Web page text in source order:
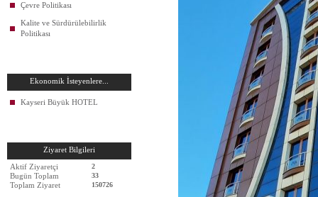
Çevre Politikası
Kalite ve Sürdürülebilirlik
Politikası
Ekonomik İsteyenlere...
Kayseri Büyük HOTEL
Ziyaret Bilgileri
Aktif Ziyaretçi
2
Bugün Toplam 33
Toplam Ziyaret 150726